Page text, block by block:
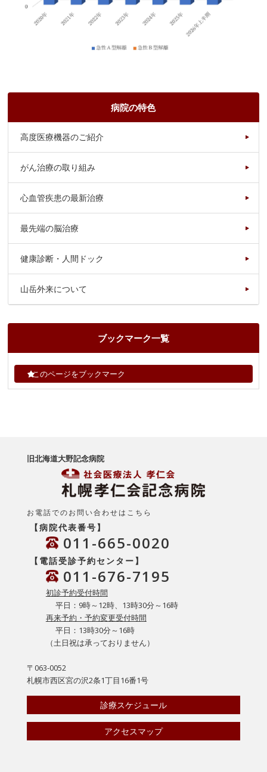
病院の特色
高度医療機器のご紹介
がん治療の取り組み
心血管疾患の最新治療
最先端の脳治療
健康診断・人間ドック
山岳外来について
ブックマーク一覧
このページをブックマーク
旧北海道大野記念病院
お電話でのお問い合わせはこちら
【病院代表番号】
011-665-0020
【電話受診予約センター】
011-676-7195
初診予約受付時間
平日：9時～12時、13時30分～16時
再来予約・予約変更受付時間
平日：13時30分～16時
（土日祝は承っておりません）
〒063-0052
札幌市西区宮の沢2条1丁目16番1号
診療スケジュール
アクセスマップ